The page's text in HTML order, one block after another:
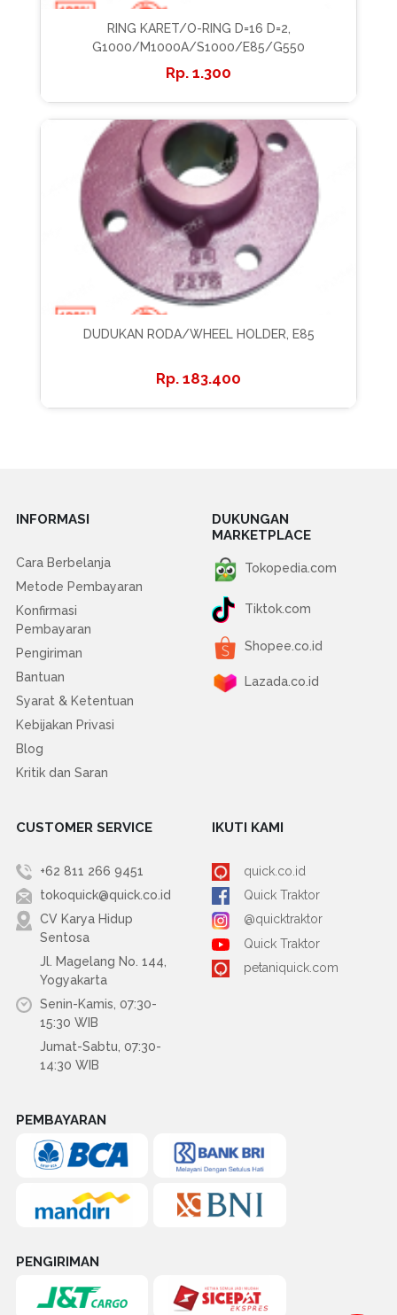
RING KARET/O-RING D=16 D=2,
G1000/M1000A/S1000/E85/G550
1.300
DUDUKAN RODA/WHEEL HOLDER, E85
183.400
INFORMASI
Cara Berbelanja
Metode Pembayaran
Konfirmasi
Pembayaran
Pengiriman
Bantuan
Syarat & Ketentuan
Kebijakan Privasi
Blog
Kritik dan Saran
DUKUNGAN
MARKETPLACE
Tokopedia.com
Tiktok.com
Shopee.co.id
Lazada.co.id
CUSTOMER SERVICE
+62 811 266 9451
tokoquick@quick.co.id
CV Karya Hidup
Sentosa
Jl. Magelang No. 144,
Yogyakarta
Senin-Kamis, 07:30-
15:30 WIB
Jumat-Sabtu, 07:30-
14:30 WIB
IKUTI KAMI
quick.co.id
Quick Traktor
@quicktraktor
Quick Traktor
petaniquick.com
PEMBAYARAN
PENGIRIMAN